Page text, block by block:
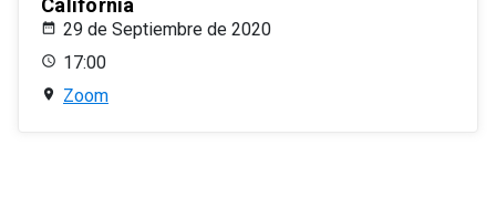
California
29 de Septiembre de 2020
17:00
Zoom